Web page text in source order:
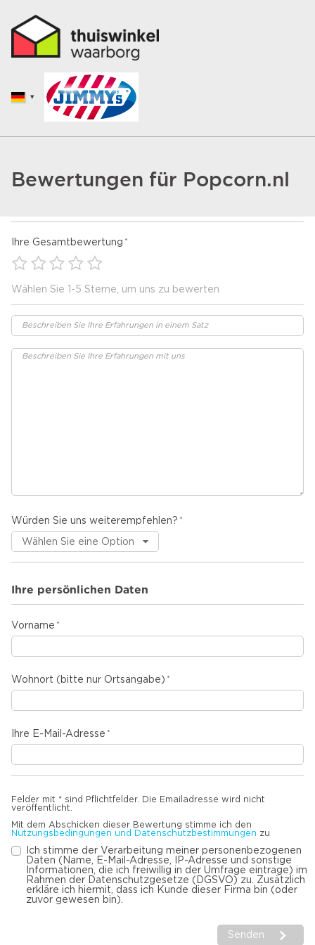
Bewertungen für Popcorn.nl
Ihre Gesamtbewertung
Wählen Sie 1-5 Sterne, um uns zu bewerten
Würden Sie uns weiterempfehlen?
Ihre persönlichen Daten
Vorname
Wohnort (bitte nur Ortsangabe)
Ihre E-Mail-Adresse
Felder mit * sind Pflichtfelder. Die Emailadresse wird nicht
veröffentlicht.
Mit dem Abschicken dieser Bewertung stimme ich den
Nutzungsbedingungen und Datenschutzbestimmungen zu
Ich stimme der Verarbeitung meiner personenbezogenen
Daten (Name, E-Mail-Adresse, IP-Adresse und sonstige
Informationen, die ich freiwillig in der Umfrage eintrage) im
Rahmen der Datenschutzgesetze (DGSVO) zu. Zusätzlich
erkläre ich hiermit, dass ich Kunde dieser Firma bin (oder
zuvor gewesen bin).
Senden